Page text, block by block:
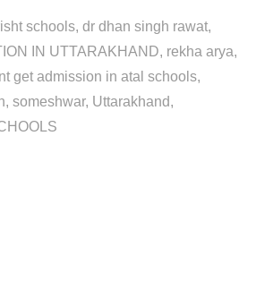
schools dr dhan singh rawat
IN UTTARAKHAND rekha arya
get admission in atal schools
someshwar Uttarakhand